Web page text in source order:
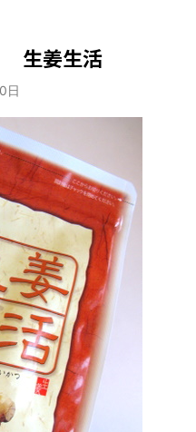
生姜生活
日